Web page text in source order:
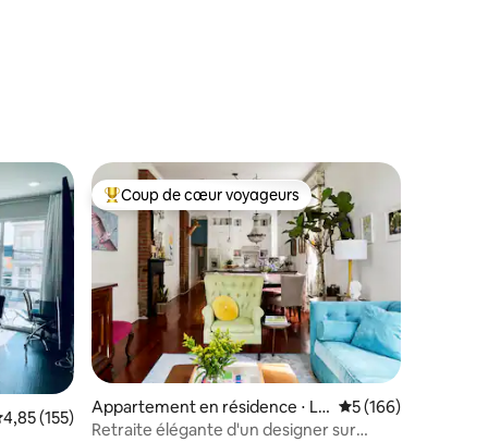
: 4,92 sur 5
: 4,85 sur 5
moyenne sur la base de 155 commentaires : 4,85 sur 5
4,85 (155)
Coups de cœur voyageurs les plus appréciés
Coup de cœur voyageurs
Appartement en résidence ⋅ La
Nouvelle-Orléans
Évaluation
5 (166)
Retraite élégante d'un designer sur